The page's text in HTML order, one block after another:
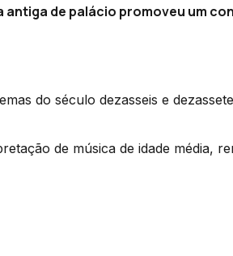
antiga de palácio promoveu um
do século dezasseis e
de música de idade média,